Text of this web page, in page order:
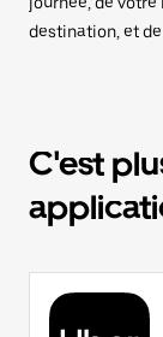
destination, et
C'est